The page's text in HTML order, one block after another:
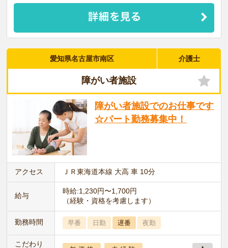
愛知県名古屋市南区 介護士
障がい者施設
障がい者施設でのお仕事です
☆パート勤務募集中！
アクセス ＪＲ東海道本線 大高 車 10分
給与
時給:1,230円〜1,700円
（経験・資格を考慮します）
勤務時間 早番 日勤 遅番 夜勤
こだわり